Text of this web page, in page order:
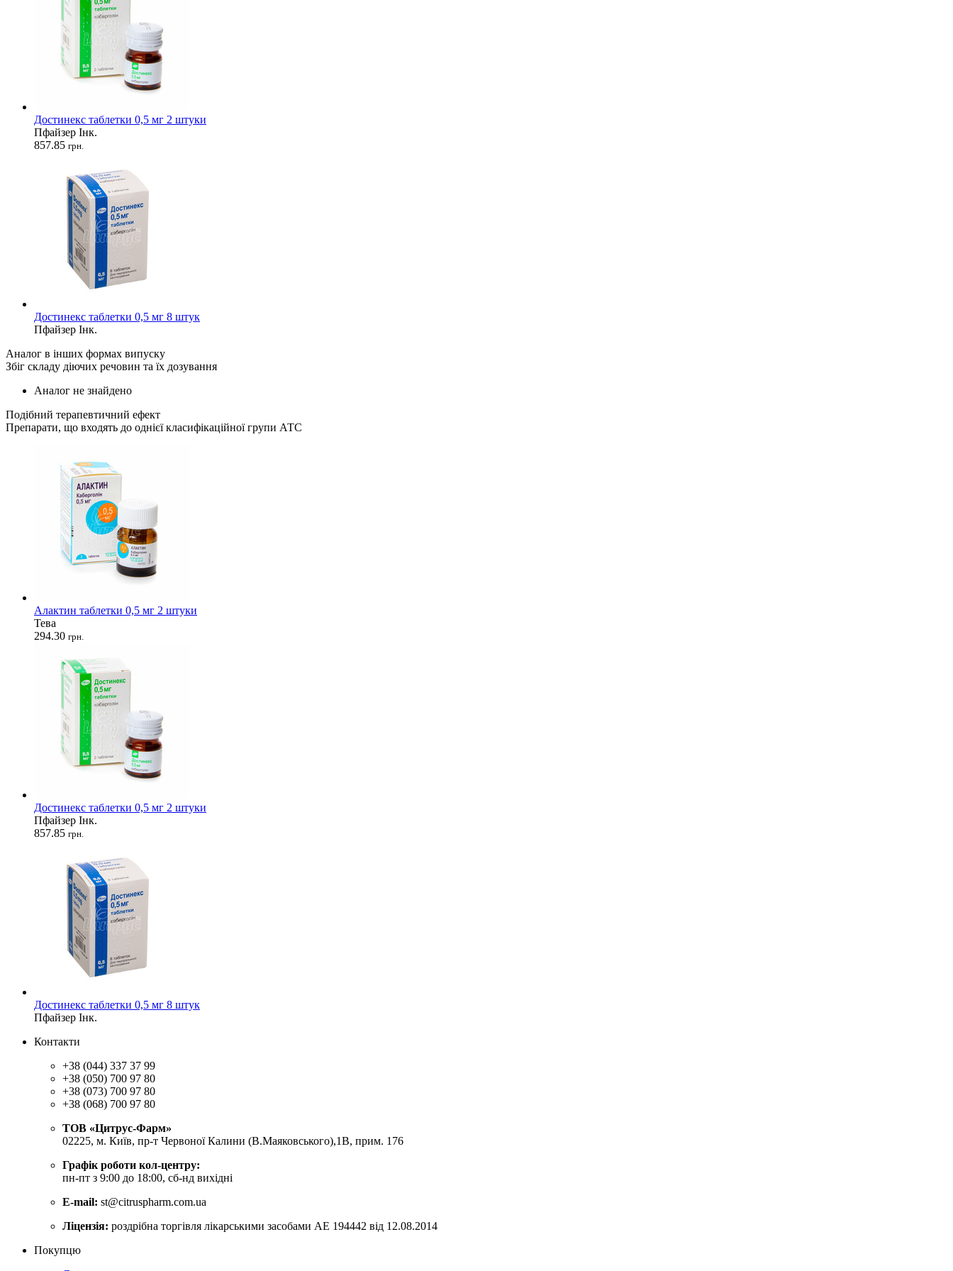
Достинекс таблетки 0,5 мг 2 штуки
Пфайзер Інк.
857.85 грн.
Достинекс таблетки 0,5 мг 8 штук
Пфайзер Інк.
Аналог в інших формах випуску
Збіг складу діючих речовин та їх дозування
Аналог не знайдено
Подібний терапевтичний ефект
Препарати, що входять до однієї класифікаційної групи АТС
Алактин таблетки 0,5 мг 2 штуки
Тева
294.30 грн.
Достинекс таблетки 0,5 мг 2 штуки
Пфайзер Інк.
857.85 грн.
Достинекс таблетки 0,5 мг 8 штук
Пфайзер Інк.
Контакти
+38 (044) 337 37 99
+38 (050) 700 97 80
+38 (073) 700 97 80
+38 (068) 700 97 80
ТОВ «Цитрус-Фарм»
02225, м. Київ, пр-т Червоної Калини (В.Маяковського),1В, прим. 176
Графік роботи кол-центру:
пн-пт з 9:00 до 18:00, сб-нд вихідні
E-mail: st@citruspharm.com.ua
Ліцензія: роздрібна торгівля лікарськими засобами АЕ 194442 від 12.08.2014
Покупцю